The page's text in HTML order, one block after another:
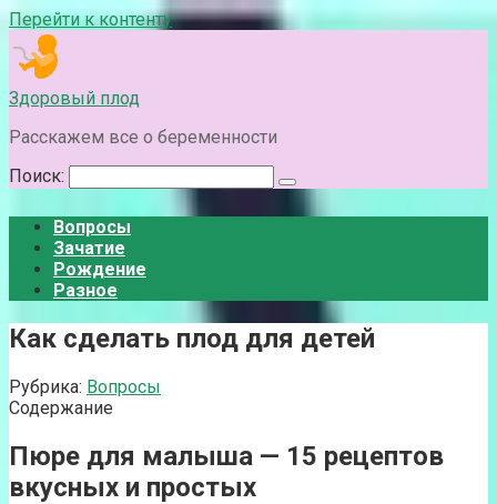
Перейти к контенту
Здоровый плод
Расскажем все о беременности
Поиск:
Вопросы
Зачатие
Рождение
Разное
Как сделать плод для детей
Рубрика: Вопросы
Содержание
Пюре для малыша — 15 рецептов
вкусных и простых